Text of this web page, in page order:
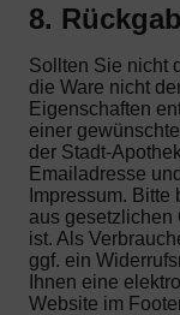
8.
Sollten Sie nicht
die Ware nicht
Eigenschaften
einer
der Stadt-
Emailadresse
Impressum.
aus gesetzlichen
ist. Als
ggf. ein
Ihnen eine
Website im